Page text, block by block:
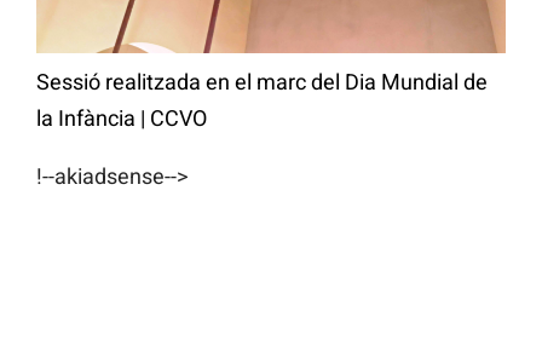
Sessió realitzada en el marc del Dia Mundial de
la Infància | CCVO
!--akiadsense-->